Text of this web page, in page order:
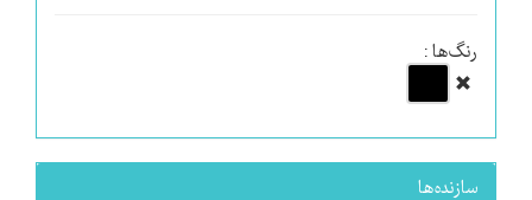
رنگ‌ها :
سازنده‌ها